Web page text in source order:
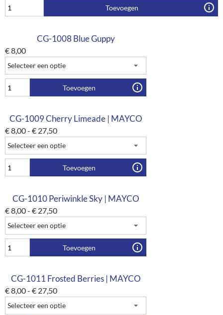
Toevoegen
CG-1008 Blue Guppy
€8,00
Toevoegen
CG-1009 Cherry Limeade | MAYCO
€8,00- € 27,50
Toevoegen
CG-1010 Periwinkle Sky | MAYCO
€8,00- € 27,50
Toevoegen
CG-1011 Frosted Berries | MAYCO
€8,00- € 27,50